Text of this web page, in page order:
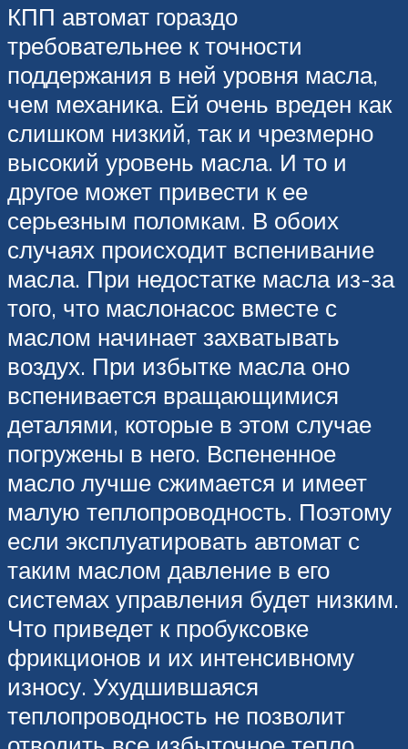
КПП автомат гораздо
требовательнее к точности
поддержания в ней уровня масла,
чем механика. Ей очень вреден как
слишком низкий, так и чрезмерно
высокий уровень масла. И то и
другое может привести к ее
серьезным поломкам. В обоих
случаях происходит вспенивание
масла. При недостатке масла из-за
того, что маслонасос вместе с
маслом начинает захватывать
воздух. При избытке масла оно
вспенивается вращающимися
деталями, которые в этом случае
погружены в него. Вспененное
масло лучше сжимается и имеет
малую теплопроводность. Поэтому
если эксплуатировать автомат с
таким маслом давление в его
системах управления будет низким.
Что приведет к пробуксовке
фрикционов и их интенсивному
износу. Ухудшившаяся
теплопроводность не позволит